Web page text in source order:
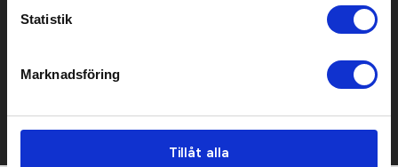
Statistik
Marknadsföring
Tillåt alla
Prisuppgift på mailen?